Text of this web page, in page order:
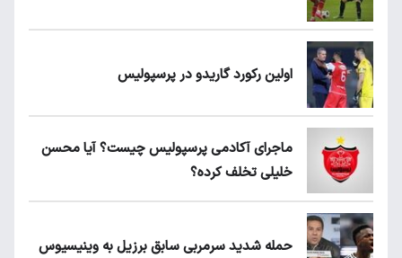
اولین رکورد گاریدو در پرسپولیس
ماجرای آکادمی پرسپولیس چیست؟ آیا محسن
خلیلی تخلف کرده؟
حمله شدید سرمربی سابق برزیل به وینیسیوس